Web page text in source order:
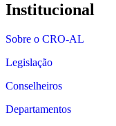
Institucional
Sobre o CRO-AL
Legislação
Conselheiros
Departamentos